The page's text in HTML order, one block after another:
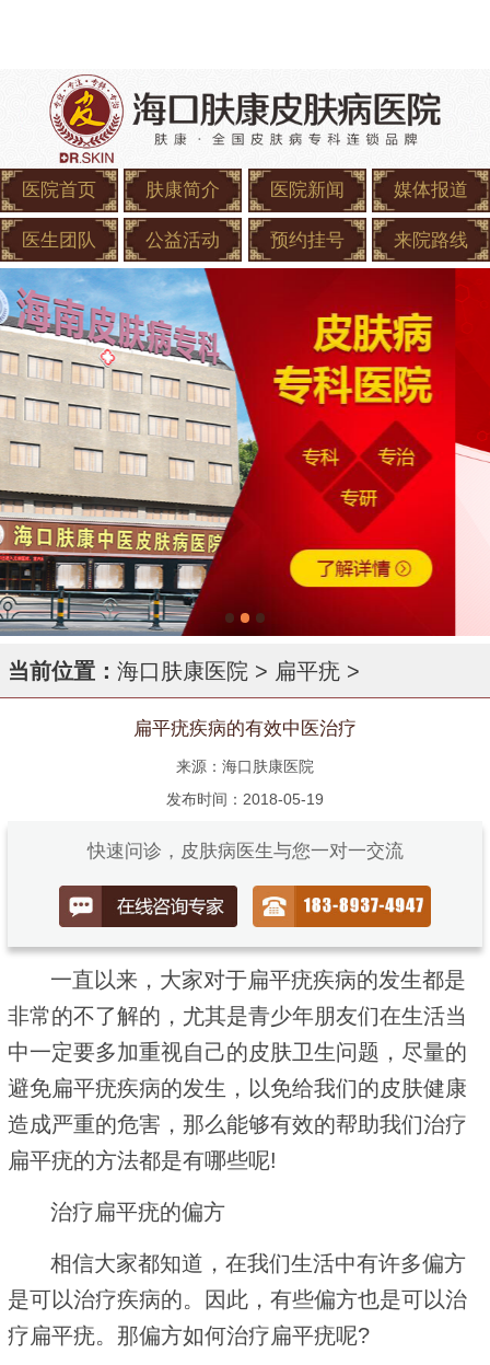
医院首页 肤康简介 医院新闻 媒体报道
医生团队 公益活动 预约挂号 来院路线
当前位置： 海口肤康医院 > 扁平疣 >
扁平疣疾病的有效中医治疗
来源：海口肤康医院
发布时间：2018-05-19
快速问诊，皮肤病医生与您一对一交流
一直以来，大家对于扁平疣疾病的发生都是
非常的不了解的，尤其是青少年朋友们在生活当
中一定要多加重视自己的皮肤卫生问题，尽量的
避免扁平疣疾病的发生，以免给我们的皮肤健康
造成严重的危害，那么能够有效的帮助我们治疗
扁平疣的方法都是有哪些呢!
治疗扁平疣的偏方
相信大家都知道，在我们生活中有许多偏方
是可以治疗疾病的。因此，有些偏方也是可以治
疗扁平疣。那偏方如何治疗扁平疣呢?